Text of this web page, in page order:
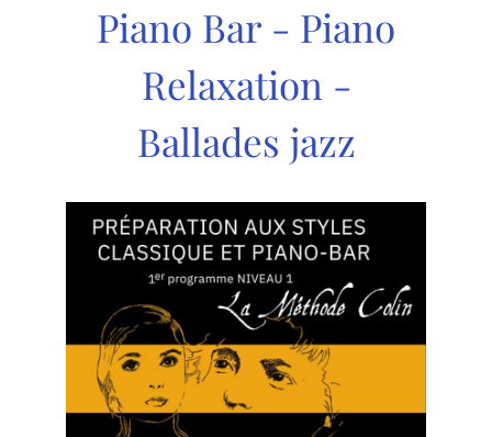
Piano Bar - Piano
Relaxation -
Ballades jazz